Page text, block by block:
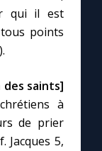
qui il est
points
des saints]
à
de prier
Jacques 5,